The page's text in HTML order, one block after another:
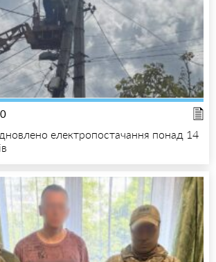
електропостачання понад 14